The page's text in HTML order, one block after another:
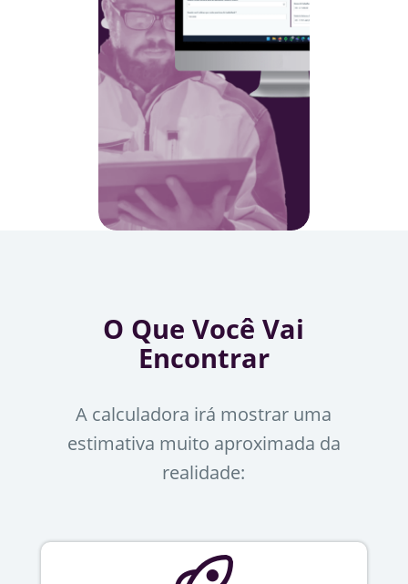
O Que Você Vai
Encontrar
A calculadora irá mostrar uma
estimativa muito aproximada da
realidade: